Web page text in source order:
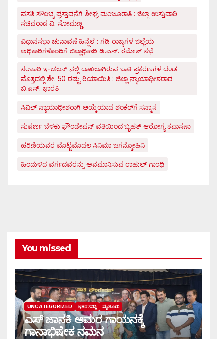
ವಸತಿ ಸೌಲಭ್ಯ ಪ್ರಸ್ತಾವನೆಗೆ ಶೀಘ್ರ ಮಂಜೂರಾತಿ : ಜಿಲ್ಲಾ ಉಸ್ತುವಾರಿ
ಸಚಿವರಾದ ವಿ. ಸೋಮಣ್ಣ
ವಿಧಾನಸಭಾ ಚುನಾವಣೆ ಹಿನ್ನೆಲೆ : ಗಡಿ ರಾಜ್ಯಗಳ ಜಿಲ್ಲೆಯ
ಅಧಿಕಾರಿಗಳೊಂದಿಗೆ ಜಿಲ್ಲಾಧಿಕಾರಿ ಡಿ.ಎಸ್. ರಮೇಶ್ ಸಭೆ
ಸಂಚಾರಿ ಇ-ಚಲನ್ ನಲ್ಲಿ ದಾಖಲಾಗಿರುವ ಬಾಕಿ ಪ್ರಕರಣಗಳ ದಂಡ
ಮೊತ್ತದಲ್ಲಿ ಶೇ. 50 ರಷ್ಟು ರಿಯಾಯಿತಿ : ಜಿಲ್ಲಾ ನ್ಯಾಯಾಧೀಶರಾದ
ಬಿ.ಎಸ್. ಭಾರತಿ
ಸಿವಿಲ್ ನ್ಯಾಯಾಧೀಶರಾಗಿ ಆಯ್ಕೆಯಾದ ಶಂಕರ್‌ಗೆ ಸನ್ಮಾನ
ಸುವರ್ಣ ಬೆಳಕು ಫೌಂಡೇಷನ್ ವತಿಯಿಂದ ಬೃಹತ್ ಆರೋಗ್ಯ ತಪಾಸಣಾ
ಹರಿಣಿಯವರ ಮೊಟ್ಟಮೊದಲ ಸಿನಿಮಾ ಜಗನ್ಮೋಹಿನಿ
ಹಿಂದುಳಿದ ವರ್ಗದವರನ್ನು ಅವಮಾನಿಸುವ ರಾಹುಲ್ ಗಾಂಧಿ
You missed
UNCATEGORIZED ಇತರ ಸುದ್ದಿ ಮೈಸೂರು
ಎಸ್ ಜಾನಕಿ ಅಮರ ಗಾಯನಕ್ಕೆ
ಗಾನಾಭಿಷೇಕ ನಮನ